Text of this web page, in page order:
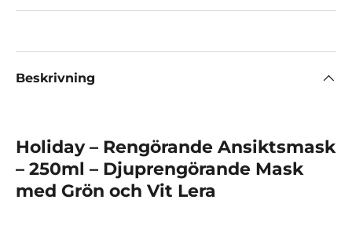
Beskrivning
Holiday – Rengörande Ansiktsmask
– 250ml – Djuprengörande Mask
med Grön och Vit Lera